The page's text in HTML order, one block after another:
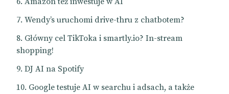
Wendy’s uruchomi drive-thru z chatbotem?
Główny cel TikToka i smartly.io? In-stream
shopping!
DJ AI na Spotify
Google testuje AI w searchu i adsach, a także